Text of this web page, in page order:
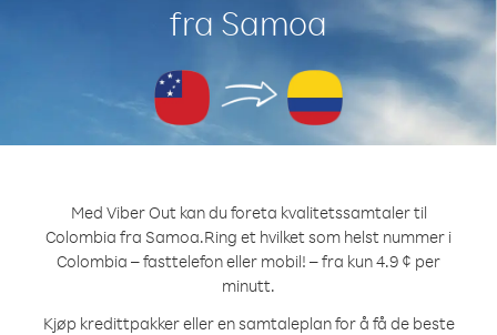
fra Samoa
Med Viber Out kan du foreta kvalitetssamtaler til
Colombia fra Samoa.Ring et hvilket som helst nummer i
Colombia – fasttelefon eller mobil! – fra kun 4.9 ¢ per
minutt.
Kjøp kredittpakker eller en samtaleplan for å få de beste